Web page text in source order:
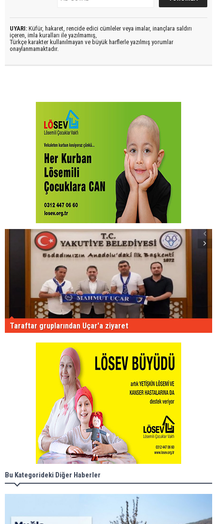
UYARI: Küfür, hakaret, rencide edici cümleler veya imalar, inançlara saldırı
içeren, imla kuralları ile yazılmamış,
Türkçe karakter kullanılmayan ve büyük harflerle yazılmış yorumlar
onaylanmamaktadır.
Taraftar gruplarından Uçar'a ziyaret
Bu Kategorideki Diğer Haberler